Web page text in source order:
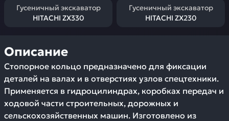
Гусеничный экскаватор
HITACHI ZX330
Гусеничный экскаватор
HITACHI ZX230
Описание
Стопорное кольцо предназначено для фиксации
деталей на валах и в отверстиях узлов спецтехники.
Применяется в гидроцилиндрах, коробках передач и
ходовой части строительных, дорожных и
сельскохозяйственных машин. Изготовлено из